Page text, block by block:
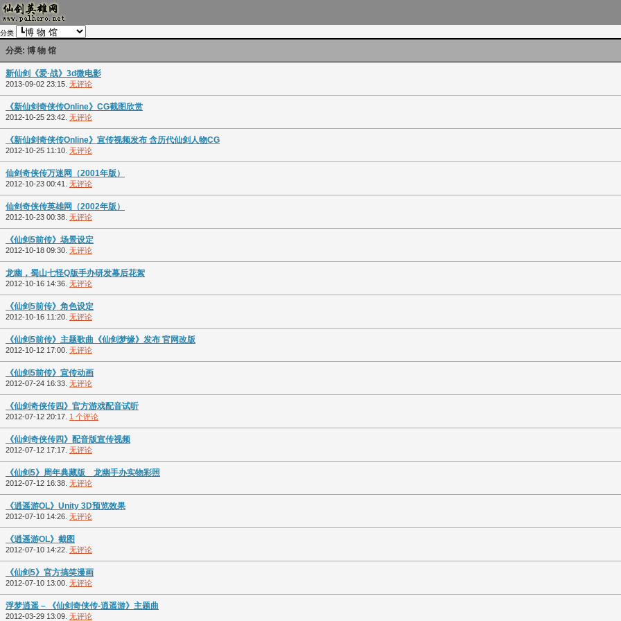
分类
分类: 博 物 馆
新仙剑《爱·战》3d微电影
2013-09-02 23:15. 无评论
《新仙剑奇侠传Online》CG截图欣赏
2012-10-25 23:42. 无评论
《新仙剑奇侠传Online》宣传视频发布 含历代仙剑人物CG
2012-10-25 11:10. 无评论
仙剑奇侠传万迷网（2001年版）
2012-10-23 00:41. 无评论
仙剑奇侠传英雄网（2002年版）
2012-10-23 00:38. 无评论
《仙剑5前传》场景设定
2012-10-18 09:30. 无评论
龙幽，蜀山七怪Q版手办研发幕后花絮
2012-10-16 14:36. 无评论
《仙剑5前传》角色设定
2012-10-16 11:20. 无评论
《仙剑5前传》主题歌曲《仙剑梦缘》发布 官网改版
2012-10-12 17:00. 无评论
《仙剑5前传》宣传动画
2012-07-24 16:33. 无评论
《仙剑奇侠传四》官方游戏配音试听
2012-07-12 20:17. 1 个评论
《仙剑奇侠传四》配音版宣传视频
2012-07-12 17:17. 无评论
《仙剑5》周年典藏版 龙幽手办实物彩照
2012-07-12 16:38. 无评论
《逍遥游OL》Unity 3D预览效果
2012-07-10 14:26. 无评论
《逍遥游OL》截图
2012-07-10 14:22. 无评论
《仙剑5》官方搞笑漫画
2012-07-10 13:00. 无评论
浮梦逍遥 – 《仙剑奇侠传-逍遥游》主题曲
2012-03-29 13:09. 无评论